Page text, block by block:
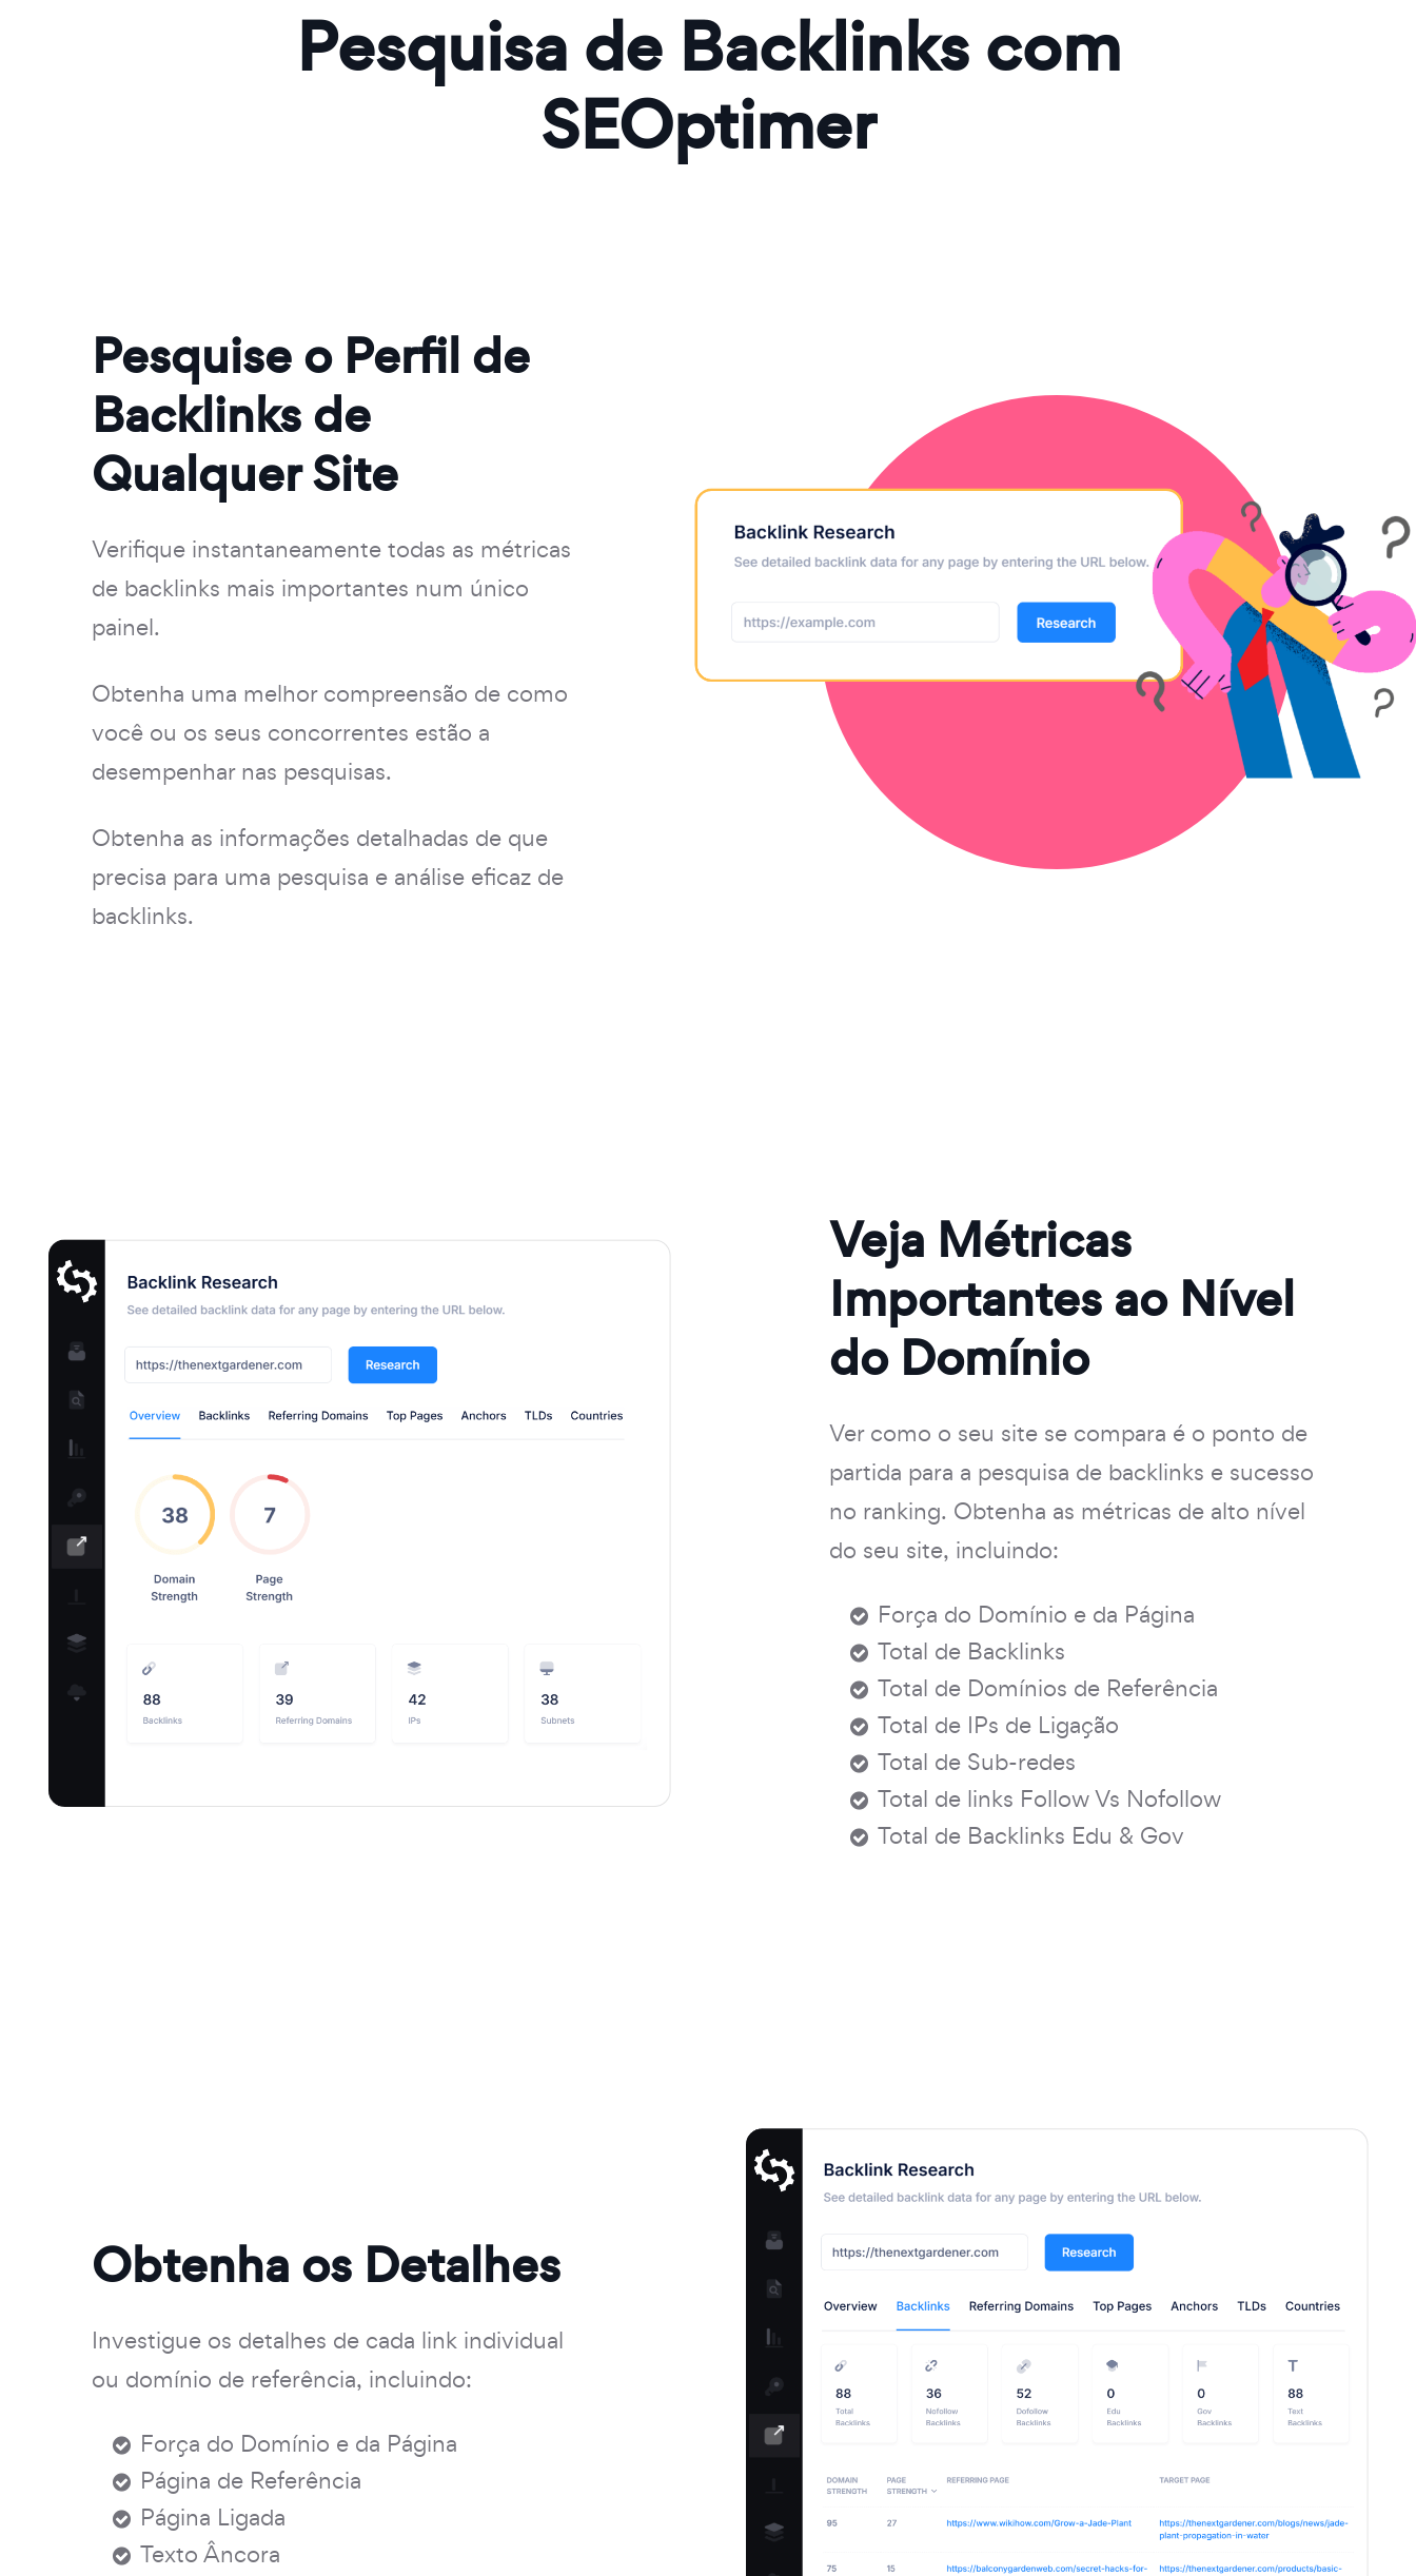
Pesquisa de Backlinks com
SEOptimer
Pesquise o Perfil de
Backlinks de
Qualquer Site
Verifique instantaneamente todas as métricas
de backlinks mais importantes num único
painel.
Obtenha uma melhor compreensão de como
você ou os seus concorrentes estão a
desempenhar nas pesquisas.
Obtenha as informações detalhadas de que
precisa para uma pesquisa e análise eficaz de
backlinks.
Veja Métricas
Importantes ao Nível
do Domínio
Ver como o seu site se compara é o ponto de
partida para a pesquisa de backlinks e sucesso
no ranking. Obtenha as métricas de alto nível
do seu site, incluindo:
Força do Domínio e da Página
Total de Backlinks
Total de Domínios de Referência
Total de IPs de Ligação
Total de Sub-redes
Total de links Follow Vs Nofollow
Total de Backlinks Edu & Gov
Obtenha os Detalhes
Investigue os detalhes de cada link individual
ou domínio de referência, incluindo:
Força do Domínio e da Página
Página de Referência
Página Ligada
Texto Âncora